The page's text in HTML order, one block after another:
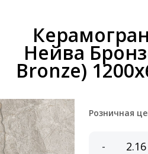
Нейва
Bronze)
Розничная
-